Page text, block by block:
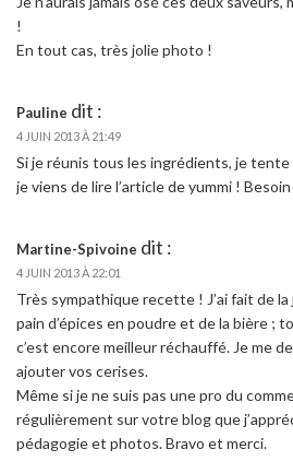
!
En tout cas, très jolie photo !
Pauline dit :
4 JUIN 2013 À 21:49
Si je réunis tous les ingrédients, je
je viens de lire l’article de yummi !
Martine-Spivoine dit :
4 JUIN 2013 À 22:01
Très sympathique recette ! J’ai fait de
pain d’épices en poudre et de la bière ;
c’est encore meilleur réchauffé. Je me
ajouter vos cerises.
Même si je ne suis pas une pro du
régulièrement sur votre blog que
pédagogie et photos. Bravo et merci.